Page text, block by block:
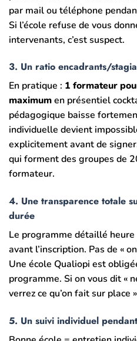
par mail ou téléphone
Si l’école refuse de vous
intervenants, c’est suspect.
3. Un ratio encadrants/
En pratique : 1 formateur
maximumen présentiel
pédagogique baisse
individuelle devient
explicitement avant de
qui forment des groupes de
formateur.
4. Une transparence totale
durée
Le programme détaillé
avant l’inscription. Pas de «
Une école Qualiopi est
programme. Si on vous dit «
verrez ce qu’on fait sur place
5. Un suivi individuel